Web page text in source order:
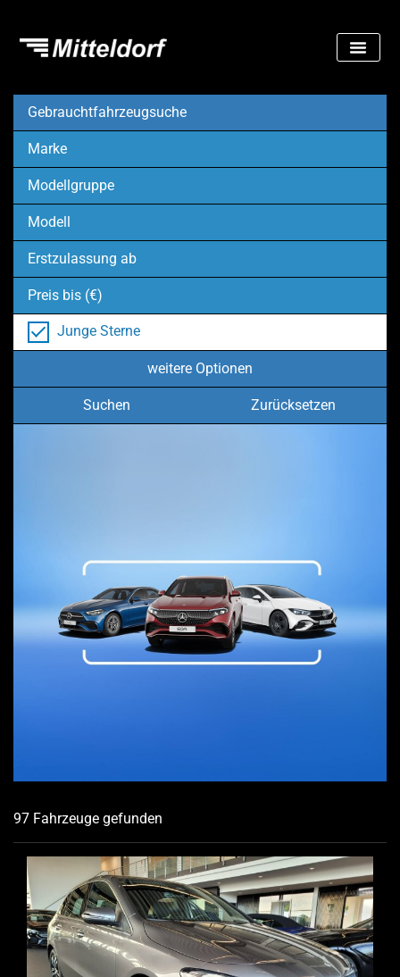
Gebrauchtfahrzeugsuche
Marke
Modellgruppe
Modell
Erstzulassung ab
Preis bis (€)
Junge Sterne
weitere Optionen
Suchen Zurücksetzen
97 Fahrzeuge gefunden